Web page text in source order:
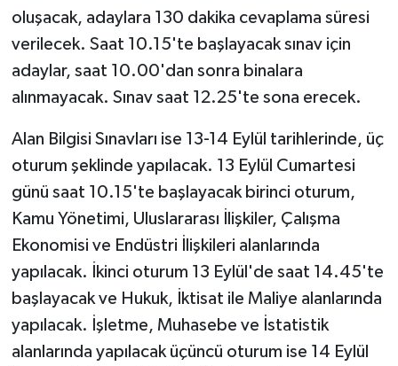
oluşacak, adaylara 130 dakika cevaplama süresi
verilecek. Saat 10.15'te başlayacak sınav için
adaylar, saat 10.00'dan sonra binalara
alınmayacak. Sınav saat 12.25'te sona erecek.
Alan Bilgisi Sınavları ise 13-14 Eylül tarihlerinde, üç
oturum şeklinde yapılacak. 13 Eylül Cumartesi
günü saat 10.15'te başlayacak birinci oturum,
Kamu Yönetimi, Uluslararası İlişkiler, Çalışma
Ekonomisi ve Endüstri İlişkileri alanlarında
yapılacak. İkinci oturum 13 Eylül'de saat 14.45'te
başlayacak ve Hukuk, İktisat ile Maliye alanlarında
yapılacak. İşletme, Muhasebe ve İstatistik
alanlarında yapılacak üçüncü oturum ise 14 Eylül